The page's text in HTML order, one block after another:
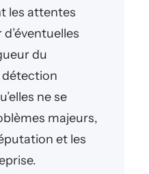
les attentes
du
détection
ne se
majeurs,
et les